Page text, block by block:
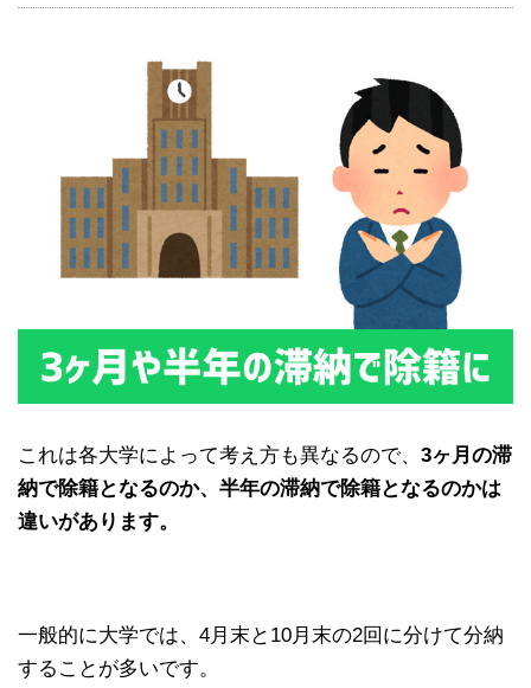
これは各大学によって考え方も異なるので、 3ヶ月の滞
納で除籍となるのか、半年の滞納で除籍となるのかは
違いがあります。
一般的に大学では、4月末と10月末の2回に分けて分納
することが多いです。